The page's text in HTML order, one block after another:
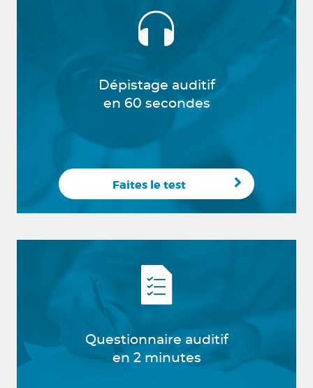
Dépistage auditif
en 60 secondes
Faites le test
Questionnaire auditif
en 2 minutes